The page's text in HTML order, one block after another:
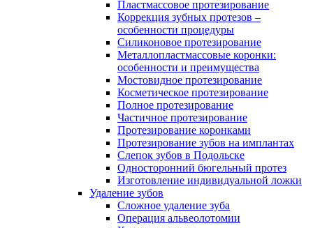
Пластмассовое протезирование
Коррекция зубных протезов –
особенности процедуры
Силиконовое протезирование
Металлопластмассовые коронки:
особенности и преимущества
Мостовидное протезирование
Косметическое протезирование
Полное протезирование
Частичное протезирование
Протезирование коронками
Протезирование зубов на имплантах
Слепок зубов в Подольске
Односторонний бюгельный протез
Изготовление индивидуальной ложки
Удаление зубов
Сложное удаление зуба
Операция альвеолотомии